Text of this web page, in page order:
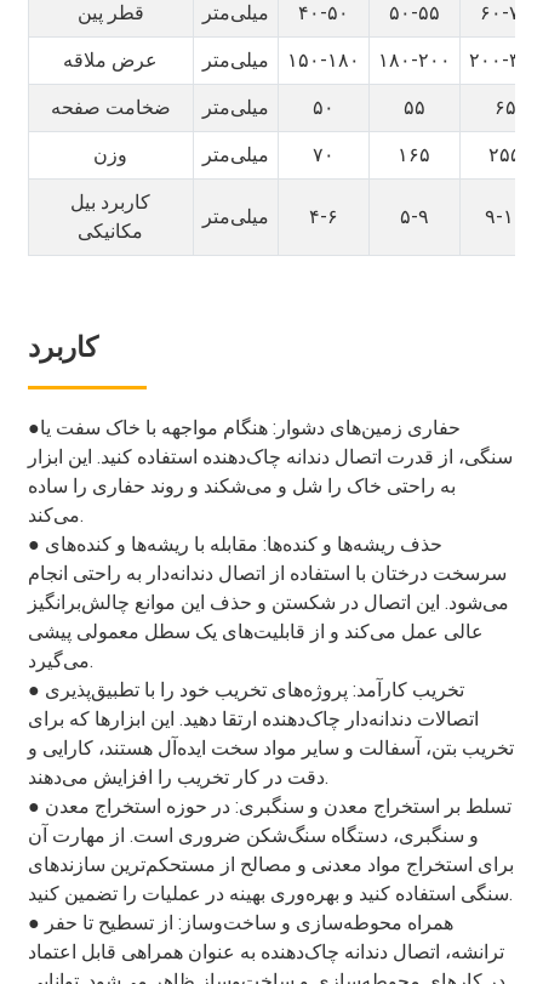
قطر پین میلی‌متر ۴۰-۵۰ ۵۰-۵۵ ۶۰-۷۰
عرض ملاقه میلی‌متر ۱۵۰-۱۸۰ ۱۸۰-۲۰۰ ۲۰۰-۳۱۵
ضخامت صفحه میلی‌متر ۵۰ ۵۵ ۶۵
وزن میلی‌متر ۷۰ ۱۶۵ ۲۵۵
کاربرد بیل
مکانیکی
میلی‌متر ۴-۶ ۵-۹ ۹-۱۶
کاربرد
●حفاری زمین‌های دشوار: هنگام مواجهه با خاک سفت یا
سنگی، از قدرت اتصال دندانه چاک‌دهنده استفاده کنید. این ابزار
به راحتی خاک را شل و می‌شکند و روند حفاری را ساده
می‌کند.
● حذف ریشه‌ها و کنده‌ها: مقابله با ریشه‌ها و کنده‌های
سرسخت درختان با استفاده از اتصال دندانه‌دار به راحتی انجام
می‌شود. این اتصال در شکستن و حذف این موانع چالش‌برانگیز
عالی عمل می‌کند و از قابلیت‌های یک سطل معمولی پیشی
می‌گیرد.
● تخریب کارآمد: پروژه‌های تخریب خود را با تطبیق‌پذیری
اتصالات دندانه‌دار چاک‌دهنده ارتقا دهید. این ابزارها که برای
تخریب بتن، آسفالت و سایر مواد سخت ایده‌آل هستند، کارایی و
دقت در کار تخریب را افزایش می‌دهند.
● تسلط بر استخراج معدن و سنگبری: در حوزه استخراج معدن
و سنگبری، دستگاه سنگ‌شکن ضروری است. از مهارت آن
برای استخراج مواد معدنی و مصالح از مستحکم‌ترین سازندهای
سنگی استفاده کنید و بهره‌وری بهینه در عملیات را تضمین کنید.
● همراه محوطه‌سازی و ساخت‌وساز: از تسطیح تا حفر
ترانشه، اتصال دندانه چاک‌دهنده به عنوان همراهی قابل اعتماد